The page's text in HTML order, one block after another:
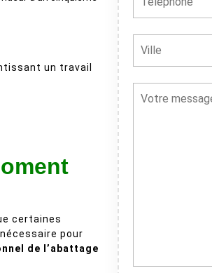
un travail
certaines
pour
de l’abattage